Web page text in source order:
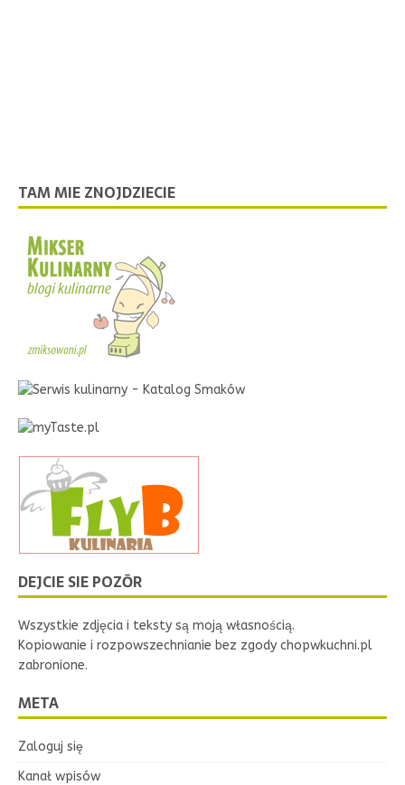
TAM MIE ZNOJDZIECIE
DEJCIE SIE POZŌR
Wszystkie zdjęcia i teksty są moją własnością.
Kopiowanie i rozpowszechnianie bez zgody chopwkuchni.pl
zabronione.
META
Zaloguj się
Kanał wpisów